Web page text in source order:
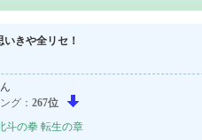
きや全リセ！
グ： 267位
斗の拳 転生の章